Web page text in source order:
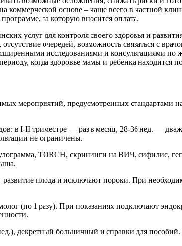
основе – чаще всего в частной
за которую вносится оплата.
услуг для контроля своего здоровья и
очередей, возможность связаться с
исследованиями и консультациями по
когда здоровье мамы и ребенка находится
мероприятий, предусмотренных стандартами
в I‑II триместре — раз в месяц, 28‑36 нед. —
не ограничены.
TORCH, скрининги на ВИЧ, сифилис,
плода и исключают пороки. При
(по 1 разу). При показаниях подключают
декретный больничный и справки для